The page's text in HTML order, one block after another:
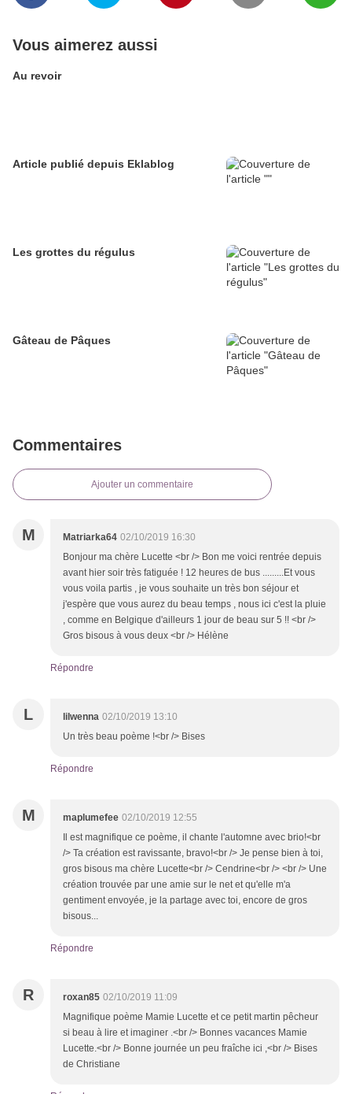
Vous aimerez aussi
Au revoir
Article publié depuis Eklablog
Les grottes du régulus
Gâteau de Pâques
Commentaires
Ajouter un commentaire
M Matriarka64 02/10/2019 16:30
Bonjour ma chère Lucette <br /> Bon me voici rentrée depuis
avant hier soir très fatiguée ! 12 heures de bus .........Et vous
vous voila partis , je vous souhaite un très bon séjour et
j'espère que vous aurez du beau temps , nous ici c'est la pluie
, comme en Belgique d'ailleurs 1 jour de beau sur 5 !! <br />
Gros bisous à vous deux <br /> Hélène
Répondre
L lilwenna 02/10/2019 13:10
Un très beau poème !<br /> Bises
Répondre
M maplumefee 02/10/2019 12:55
Il est magnifique ce poème, il chante l'automne avec brio!<br
/> Ta création est ravissante, bravo!<br /> Je pense bien à toi,
gros bisous ma chère Lucette<br /> Cendrine<br /> <br /> Une
création trouvée par une amie sur le net et qu'elle m'a
gentiment envoyée, je la partage avec toi, encore de gros
bisous...
Répondre
R roxan85 02/10/2019 11:09
Magnifique poème Mamie Lucette et ce petit martin pêcheur
si beau à lire et imaginer .<br /> Bonnes vacances Mamie
Lucette.<br /> Bonne journée un peu fraîche ici ,<br /> Bises
de Christiane